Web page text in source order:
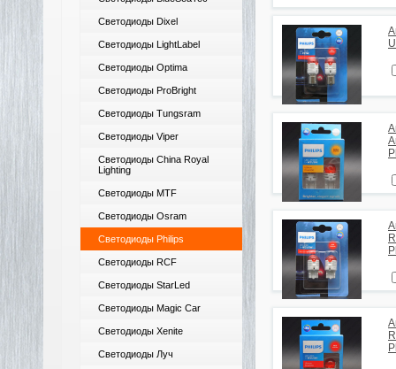
Светодиоды Dixel
Светодиоды LightLabel
Светодиоды Optima
Светодиоды ProBright
Светодиоды Tungsram
Светодиоды Viper
Светодиоды China Royal
Lighting
Светодиоды MTF
Светодиоды Osram
Светодиоды Philips
Светодиоды RCF
Светодиоды StarLed
Светодиоды Magic Car
Светодиоды Xenite
Светодиоды Луч